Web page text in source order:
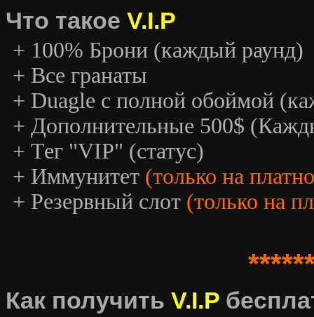
Что такое V.I.P
+ 100% Брони (каждый раунд)
+ Все гранаты
+ Duagle с полной обоймой
+ Дополнительные 500$
+ Тег "VIP" (статус)
+ Иммунитет (только на
+ Резервный слот (только на
Как получить V.I.P